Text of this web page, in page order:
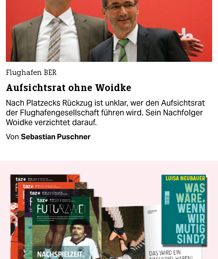
Flughafen BER
Aufsichtsrat ohne Woidke
Nach Platzecks Rückzug ist unklar, wer den Aufsichtsrat
der Flughafengesellschaft führen wird. Sein Nachfolger
Woidke verzichtet darauf.
Von Sebastian Puschner